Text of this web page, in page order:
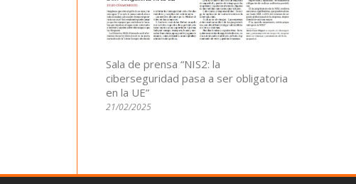
Sala de prensa “NIS2: la
ciberseguridad pasa a ser obligatoria
en la UE”
21/02/2025